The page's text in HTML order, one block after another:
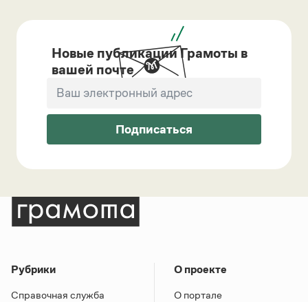
Новые публикации Грамоты в
вашей почте
Подписаться
Рубрики
Справочная служба
О проекте
О портале